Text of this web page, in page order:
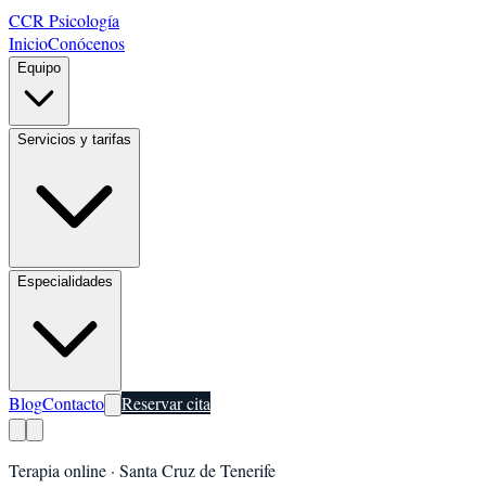
CCR Psicología
InicioConócenos
Equipo
Servicios y tarifas
Especialidades
BlogContacto Reservar cita
Terapia online · Santa Cruz de Tenerife